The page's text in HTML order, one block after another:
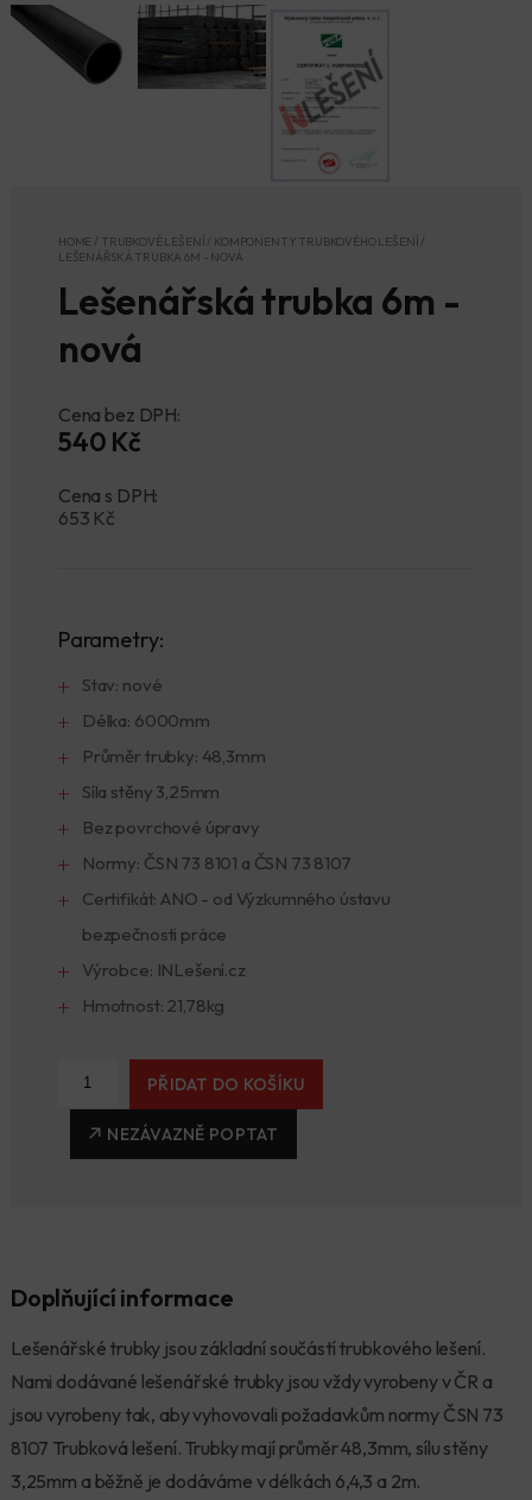
HOME / TRUBKOVÉ LEŠENÍ / KOMPONENTY TRUBKOVÉHO LEŠENÍ /
LEŠENÁŘSKÁ TRUBKA 6M - NOVÁ
Lešenářská trubka 6m -
nová
Cena bez DPH:
540 Kč
Cena s DPH:
653 Kč
Parametry:
Stav: nové
Délka: 6000mm
Průměr trubky: 48,3mm
Síla stěny 3,25mm
Bez povrchové úpravy
Normy: ČSN 73 8101 a ČSN 73 8107
Certifikát: ANO - od Výzkumného ústavu
bezpečnosti práce
Výrobce: INLešení.cz
Hmotnost: 21,78kg
PŘIDAT DO KOŠÍKU
NEZÁVAZNĚ POPTAT
Doplňující informace
Lešenářské trubky jsou základní součástí trubkového lešení.
Nami dodávané lešenářské trubky jsou vždy vyrobeny v ČR a
jsou vyrobeny tak, aby vyhovovali požadavkům normy ČSN 73
8107 Trubková lešení. Trubky mají průměr 48,3mm, sílu stěny
3,25mm a běžně je dodáváme v délkách 6,4,3 a 2m.